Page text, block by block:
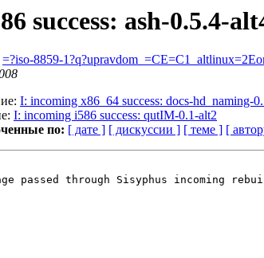
success: ash-0.5.4-
=?iso-8859-
I: incoming x86_64 success: docs-hd_naming-
I: incoming i586 success: qutIM-0.1-alt2
по: [ дате ] [ дискуссии ] [ теме ] [
passed through Sisyphus incoming